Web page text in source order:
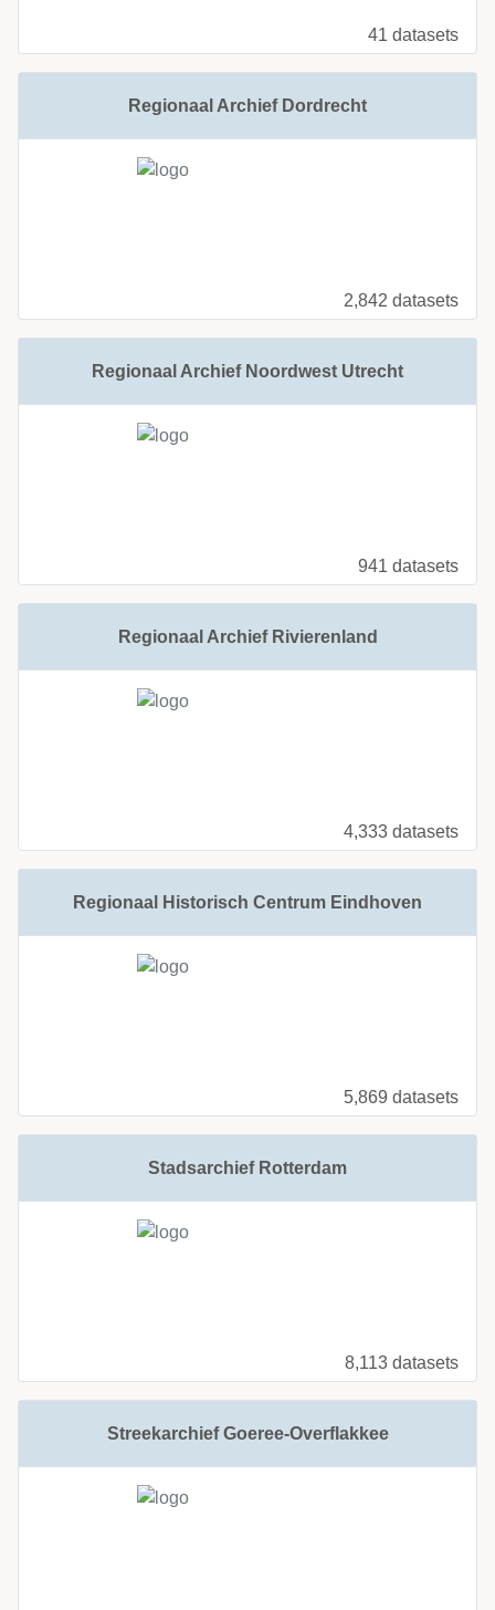
41 datasets
Regionaal Archief Dordrecht
2,842 datasets
Regionaal Archief Noordwest Utrecht
941 datasets
Regionaal Archief Rivierenland
4,333 datasets
Regionaal Historisch Centrum Eindhoven
5,869 datasets
Stadsarchief Rotterdam
8,113 datasets
Streekarchief Goeree-Overflakkee